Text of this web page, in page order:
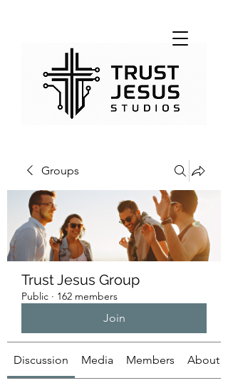
Groups
Trust Jesus Group
Public · 162 members
Join
Discussion Media Members About